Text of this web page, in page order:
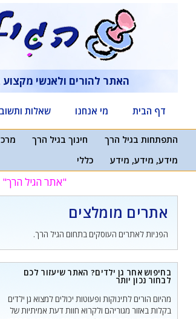
האתר להורים ולאנשי
דף הבית מי אנחנו שאלות
התפתחות בגיל הרך חינוך בגיל הרך
מידע, מידע, מידע
כללי
"אתר הגיל
אתרים מומלצים
הפניות לאתרים העוסקים בתחום הגיל הרך.
בחיפוש אחר גן ילדים? האתר שיעזור לכם
לבחור נכון יותר
מהיום הורים לתינוקות ופעוטות יכולים למצוא גן ילדים
בקלות באזור מגוריהם ולקרוא חוות דעת אמיתיות של